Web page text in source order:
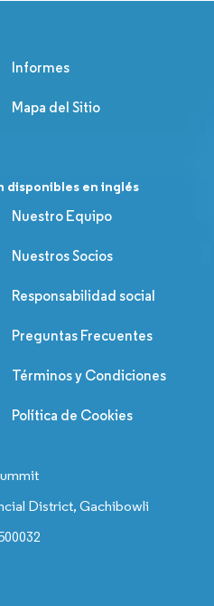
Informes
Mapa del Sitio
disponibles en inglés
Nuestro Equipo
Nuestros Socios
Responsabilidad social
Preguntas Frecuentes
Términos y Condiciones
Política de Cookies
District, Gachibowli